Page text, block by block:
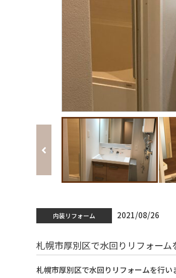
内装リフォーム 2021/08/26
札幌市厚別区で水回りリフォーム
札幌市厚別区で水回りリフォームを行い